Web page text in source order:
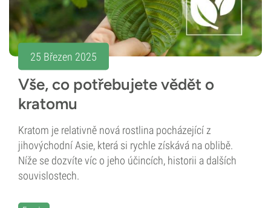
25 Březen 2025
Vše, co potřebujete vědět o
kratomu
Kratom je relativně nová rostlina pocházející z
jihovýchodní Asie, která si rychle získává na oblibě.
Níže se dozvíte víc o jeho účincích, historii a dalších
souvislostech.